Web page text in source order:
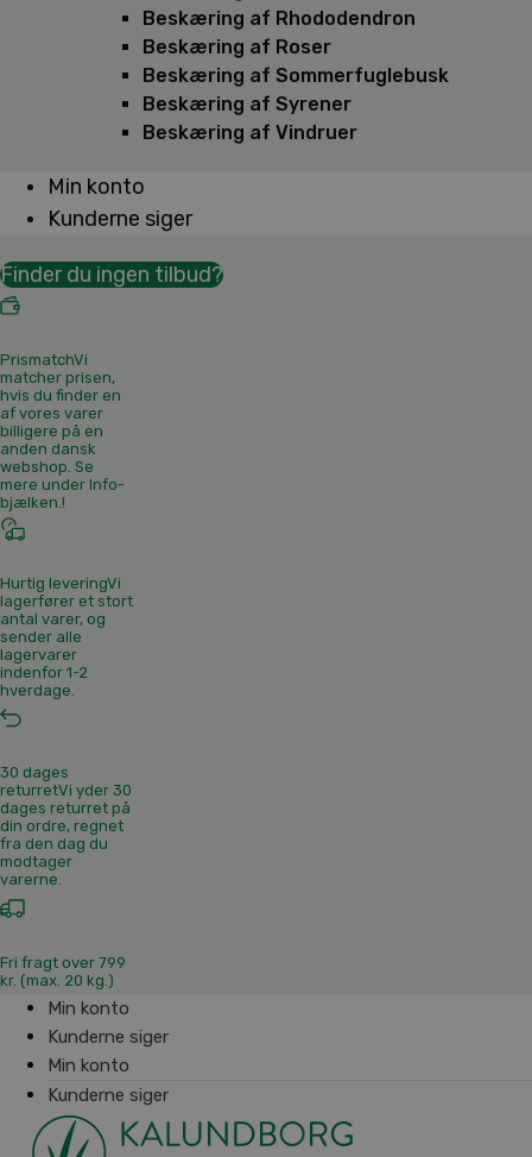
Beskæring af Rhododendron
Beskæring af Roser
Beskæring af Sommerfuglebusk
Beskæring af Syrener
Beskæring af Vindruer
Min konto
Kunderne siger
Finder du ingen tilbud?
PrismatchVi
matcher prisen,
hvis du finder en
af vores varer
billigere på en
anden dansk
webshop. Se
mere under Info-
bjælken.!
Hurtig leveringVi
lagerfører et stort
antal varer, og
sender alle
lagervarer
indenfor 1-2
hverdage.
30 dages
returretVi yder 30
dages returret på
din ordre, regnet
fra den dag du
modtager
varerne.
Fri fragt over 799
kr. (max. 20 kg.)
Min konto
Kunderne siger
Min konto
Kunderne siger